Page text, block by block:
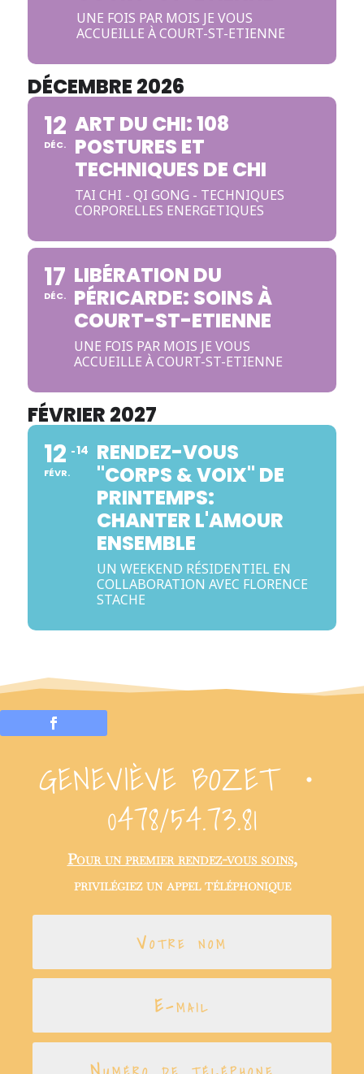
UNE FOIS PAR MOIS JE VOUS
ACCUEILLE À COURT-ST-ETIENNE
DÉCEMBRE 2026
12
DÉC.
ART DU CHI: 108
POSTURES ET
TECHNIQUES DE CHI
TAI CHI - QI GONG - TECHNIQUES
CORPORELLES ENERGETIQUES
17
DÉC.
LIBÉRATION DU
PÉRICARDE: SOINS À
COURT-ST-ETIENNE
UNE FOIS PAR MOIS JE VOUS
ACCUEILLE À COURT-ST-ETIENNE
FÉVRIER 2027
12
FÉVR.
14 RENDEZ-VOUS
"CORPS & VOIX" DE
PRINTEMPS:
CHANTER L'AMOUR
ENSEMBLE
UN WEEKEND RÉSIDENTIEL EN
COLLABORATION AVEC FLORENCE
STACHE
GENEVIÈVE BOZET ・
0478/54.73.81
Pour un premier rendez-vous soins,
privilégiez un appel téléphonique